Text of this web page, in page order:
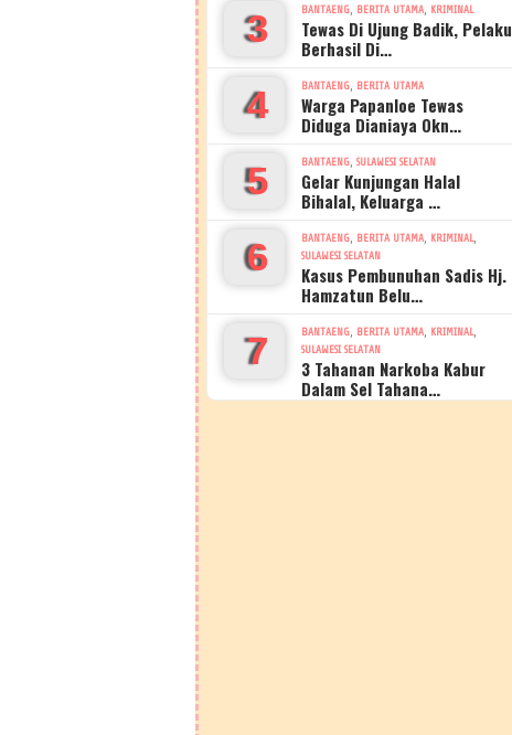
3 BANTAENG, BERITA UTAMA, KRIMINAL
Tewas Di Ujung Badik, Pelaku
Berhasil Di…
4 BANTAENG, BERITA UTAMA
Warga Papanloe Tewas
Diduga Dianiaya Okn…
5 BANTAENG,SULAWESI SELATAN
Gelar Kunjungan Halal
Bihalal, Keluarga …
6 BANTAENG, BERITA UTAMA, KRIMINAL,
SULAWESI SELATAN
Kasus Pembunuhan Sadis Hj.
Hamzatun Belu…
7 BANTAENG, BERITA UTAMA, KRIMINAL,
SULAWESI SELATAN
3 Tahanan Narkoba Kabur
Dalam Sel Tahana…